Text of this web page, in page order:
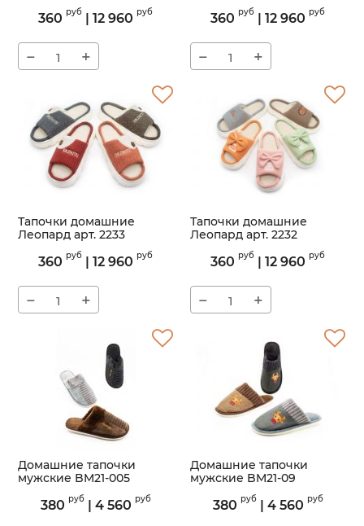
2236
360 руб | 12 960 руб
− +
2235
360 руб | 12 960 руб
− +
Тапочки домашние
Леопард арт. 2233
2233
360 руб | 12 960 руб
− +
Тапочки домашние
Леопард арт. 2232
2232
360 руб | 12 960 руб
− +
Домашние тапочки
мужские BM21-005
BM21-005
380 руб| 4 560 руб
Домашние тапочки
мужские BM21-09
BM21-09
380 руб| 4 560 руб